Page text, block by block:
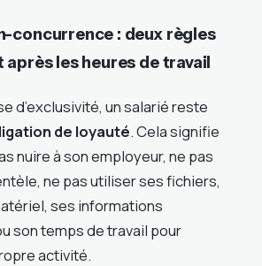
concurrence : deux règles
les heures de travail
d’exclusivité, un salarié reste
de loyauté. Cela signifie
nuire à son employeur, ne pas
ne pas utiliser ses fichiers,
ses informations
son temps de travail pour
activité.